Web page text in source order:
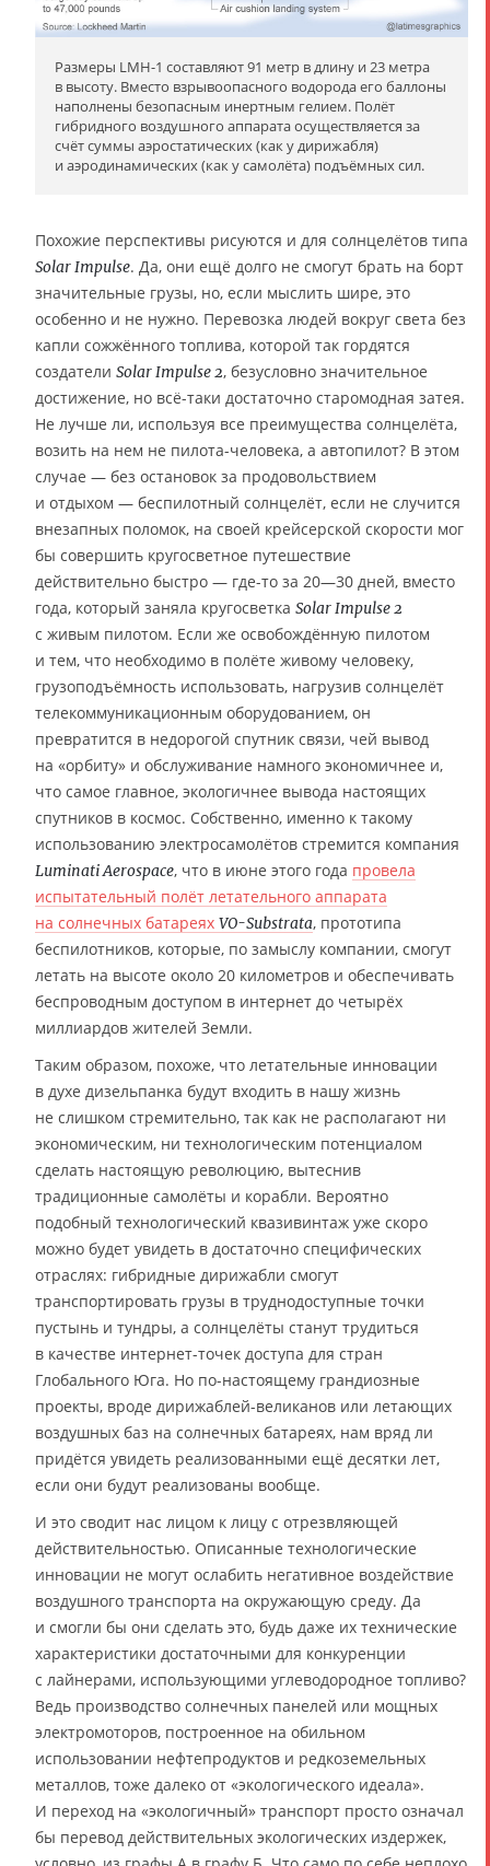
Размеры LMH-1 составляют 91 метр в длину и 23 метра
в высоту. Вместо взрывоопасного водорода его баллоны
наполнены безопасным инертным гелием. Полёт
гибридного воздушного аппарата осуществляется за
счёт суммы аэростатических (как у дирижабля)
и аэродинамических (как у самолёта) подъёмных сил.
Похожие перспективы рисуются и для солнцелётов типа
Solar Impulse. Да, они ещё долго не смогут брать на борт
значительные грузы, но, если мыслить шире, это
особенно и не нужно. Перевозка людей вокруг света без
капли сожжённого топлива, которой так гордятся
создатели Solar Impulse 2, безусловно значительное
достижение, но всё-таки достаточно старомодная затея.
Не лучше ли, используя все преимущества солнцелёта,
возить на нем не пилота-человека, а автопилот? В этом
случае — без остановок за продовольствием
и отдыхом — беспилотный солнцелёт, если не случится
внезапных поломок, на своей крейсерской скорости мог
бы совершить кругосветное путешествие
действительно быстро — где-то за 20—30 дней, вместо
года, который заняла кругосветка Solar Impulse 2
с живым пилотом. Если же освобождённую пилотом
и тем, что необходимо в полёте живому человеку,
грузоподъёмность использовать, нагрузив солнцелёт
телекоммуникационным оборудованием, он
превратится в недорогой спутник связи, чей вывод
на «орбиту» и обслуживание намного экономичнее и,
что самое главное, экологичнее вывода настоящих
спутников в космос. Собственно, именно к такому
использованию электросамолётов стремится компания
Luminati Aerospace, что в июне этого года провела
испытательный полёт летательного аппарата
на солнечных батареях VO-Substrata, прототипа
беспилотников, которые, по замыслу компании, смогут
летать на высоте около 20 километров и обеспечивать
беспроводным доступом в интернет до четырёх
миллиардов жителей Земли.
Таким образом, похоже, что летательные инновации
в духе дизельпанка будут входить в нашу жизнь
не слишком стремительно, так как не располагают ни
экономическим, ни технологическим потенциалом
сделать настоящую революцию, вытеснив
традиционные самолёты и корабли. Вероятно
подобный технологический квазивинтаж уже скоро
можно будет увидеть в достаточно специфических
отраслях: гибридные дирижабли смогут
транспортировать грузы в труднодоступные точки
пустынь и тундры, а солнцелёты станут трудиться
в качестве интернет-точек доступа для стран
Глобального Юга. Но по-настоящему грандиозные
проекты, вроде дирижаблей-великанов или летающих
воздушных баз на солнечных батареях, нам вряд ли
придётся увидеть реализованными ещё десятки лет,
если они будут реализованы вообще.
И это сводит нас лицом к лицу с отрезвляющей
действительностью. Описанные технологические
инновации не могут ослабить негативное воздействие
воздушного транспорта на окружающую среду. Да
и смогли бы они сделать это, будь даже их технические
характеристики достаточными для конкуренции
с лайнерами, использующими углеводородное топливо?
Ведь производство солнечных панелей или мощных
электромоторов, построенное на обильном
использовании нефтепродуктов и редкоземельных
металлов, тоже далеко от «экологического идеала».
И переход на «экологичный» транспорт просто означал
бы перевод действительных экологических издержек,